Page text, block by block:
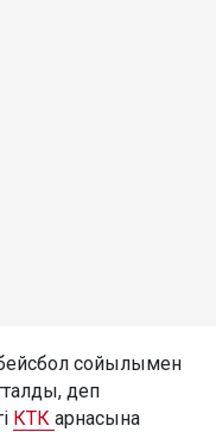
сойылымен
деп
КТК арнасына